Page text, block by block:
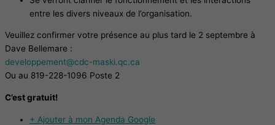
entre les divers niveaux de l’organisation.
Veuillez confirmer votre présence au plus tard le 2 septembre à
Dave Bellemare :
developpement@cdc-maski.qc.ca
Ou au 819-228-1096 Poste 2
C’est gratuit!
+ Ajouter à mon Agenda Google